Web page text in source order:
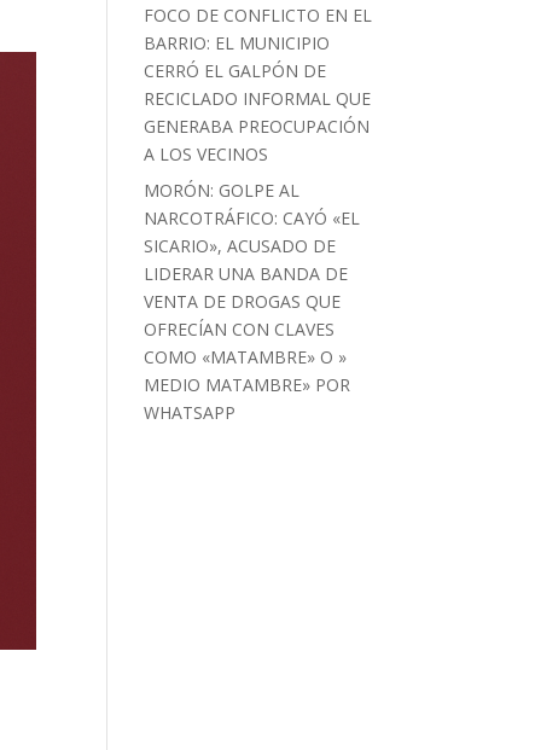
FOCO DE CONFLICTO EN EL
BARRIO: EL MUNICIPIO
CERRÓ EL GALPÓN DE
RECICLADO INFORMAL QUE
GENERABA PREOCUPACIÓN
A LOS VECINOS
MORÓN: GOLPE AL
NARCOTRÁFICO: CAYÓ «EL
SICARIO», ACUSADO DE
LIDERAR UNA BANDA DE
VENTA DE DROGAS QUE
OFRECÍAN CON CLAVES
COMO «MATAMBRE» O »
MEDIO MATAMBRE» POR
WHATSAPP